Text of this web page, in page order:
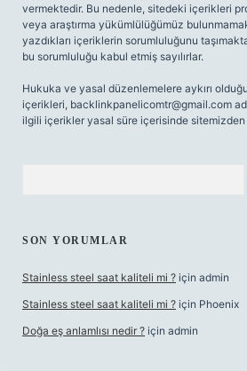
vermektedir. Bu nedenle, sitedeki içerikleri
veya araştırma yükümlülüğümüz
yazdıkları içeriklerin sorumluluğunu
bu sorumluluğu kabul etmiş sayılırlar.
Hukuka ve yasal düzenlemelere aykırı
içerikleri, backlinkpanelicomtr@gmail.com
ilgili içerikler yasal süre içerisinde sitemizden
SON YORUMLAR
Stainless steel saat kaliteli mi ? için admin
Stainless steel saat kaliteli mi ? için Phoenix
Doğa eş anlamlısı nedir ? için admin